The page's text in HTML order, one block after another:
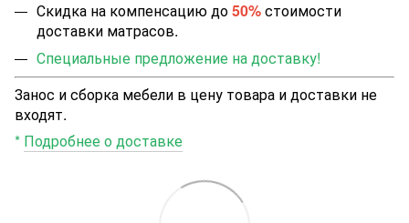
Скидка на компенсацию до50%стоимости
доставки матрасов.
Специальные предложение на доставку!
Занос и сборка мебели в цену товара и доставки не
входят.
* Подробнее о доставке